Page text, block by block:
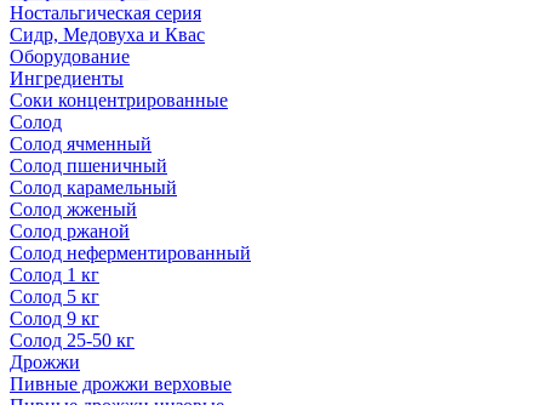
Ностальгическая серия
Сидр, Медовуха и Квас
Оборудование
Ингредиенты
Соки концентрированные
Солод
Солод ячменный
Солод пшеничный
Солод карамельный
Солод жженый
Солод ржаной
Солод неферментированный
Солод 1 кг
Солод 5 кг
Солод 9 кг
Солод 25-50 кг
Дрожжи
Пивные дрожжи верховые